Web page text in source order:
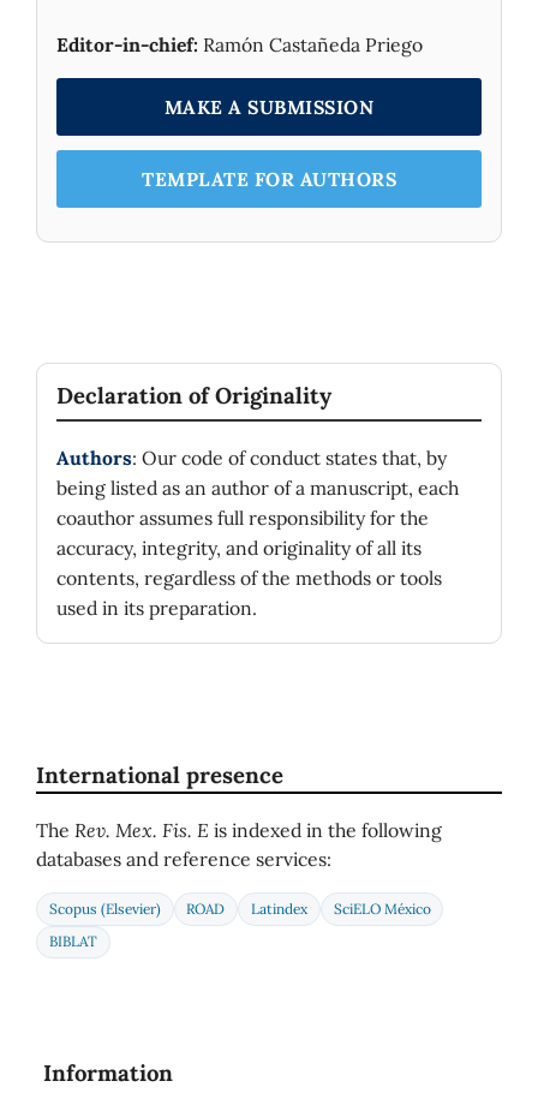
Editor-in-chief: Ramón Castañeda Priego
MAKE A SUBMISSION
TEMPLATE FOR AUTHORS
Declaration of Originality
Authors: Our code of conduct states that, by
being listed as an author of a manuscript, each
coauthor assumes full responsibility for the
accuracy, integrity, and originality of all its
contents, regardless of the methods or tools
used in its preparation.
International presence
The Rev. Mex. Fis. E is indexed in the following
databases and reference services:
Scopus (Elsevier) ROAD Latindex
SciELO México
BIBLAT
Information